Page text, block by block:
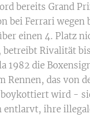
bereits Grand
bei Ferrari wegen
einen 4. Platz
Rivalität
1982 die
Rennen, das von
boykottiert wird -
entlarvt, ihre